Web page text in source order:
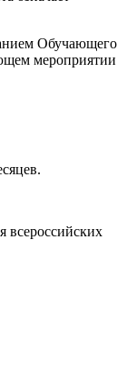
Обучающего
мероприятии
всероссийских